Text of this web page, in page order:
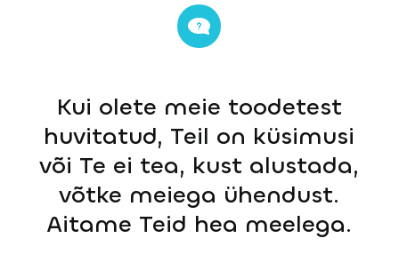
Kui olete meie toodetest
huvitatud, Teil on küsimusi
või Te ei tea, kust alustada,
võtke meiega ühendust.
Aitame Teid hea meelega.